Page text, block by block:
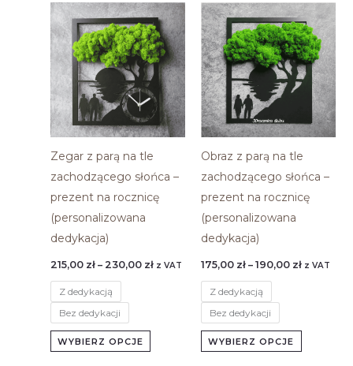
Zegar z parą na tle
zachodzącego słońca –
prezent na rocznicę
(personalizowana
dedykacja)
215,00 zł – 230,00 zł
Zakres
cen:
od
215,00 zł
do
230,00 zł
z VAT
Z dedykacją
Bez dedykacji
WYBIERZ OPCJE
Ten
produkt
ma
wiele
wariantów.
Opcje
można
wybrać
na
stronie
Obraz z parą na tle
zachodzącego słońca –
prezent na rocznicę
(personalizowana
dedykacja)
175,00 zł – 190,00 zł
Zakres
cen:
od
175,00 zł
do
190,00 zł
z VAT
Z dedykacją
Bez dedykacji
WYBIERZ OPCJE
produkt
ma
wiele
Opcje
można
wybrać
na
stronie